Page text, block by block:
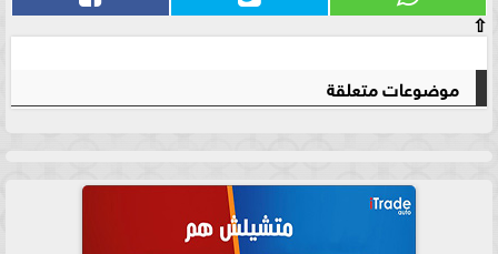
⇧
موضوعات متعلقة